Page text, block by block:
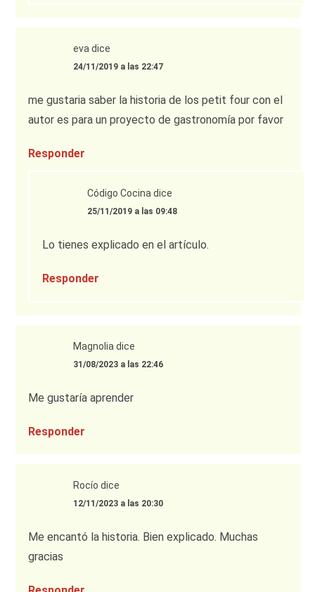
eva dice
24/11/2019 a las 22:47
me gustaria saber la historia de los petit four con el
autor es para un proyecto de gastronomía por favor
Responder
Código Cocina dice
25/11/2019 a las 09:48
Lo tienes explicado en el artículo.
Responder
Magnolia dice
31/08/2023 a las 22:46
Me gustaría aprender
Responder
Rocío dice
12/11/2023 a las 20:30
Me encantó la historia. Bien explicado. Muchas
gracias